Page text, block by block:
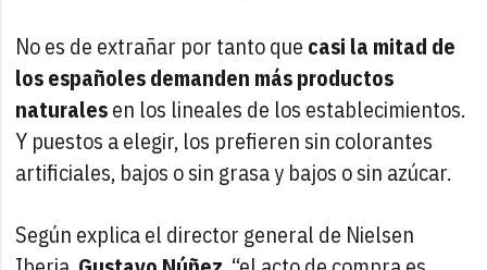
No es de extrañar por tanto que casi la mitad de
los españoles demanden más productos
naturalesen los lineales de los establecimientos.
Y puestos a elegir, los prefieren sin colorantes
artificiales, bajos o sin grasa y bajos o sin azúcar.
Según explica el director general de Nielsen